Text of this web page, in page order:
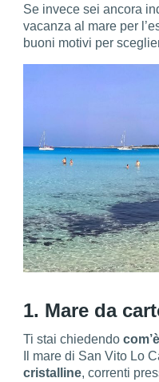
Se invece sei ancora
vacanza al mare per
buoni motivi per
1. Mare da
Ti stai chiedendo
Il mare di San Vito Lo
cristalline, correnti